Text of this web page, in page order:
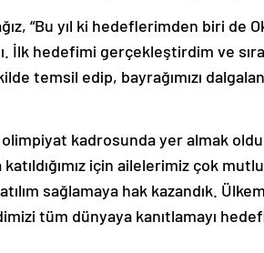
“Bu yıl ki hedeflerimden biri de
İlk hedefimi gerçekleştirdim ve
temsil edip, bayrağımızı
kadrosunda yer almak
için ailelerimiz çok
sağlamaya hak kazandık.
tüm dünyaya kanıtlamayı